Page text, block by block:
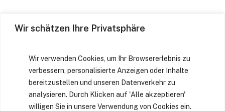
Wir schätzen Ihre Privatsphäre
Wir verwenden Cookies, um Ihr Browsererlebnis zu
verbessern, personalisierte Anzeigen oder Inhalte
bereitzustellen und unseren Datenverkehr zu
analysieren. Durch Klicken auf 'Alle akzeptieren'
willigen Sie in unsere Verwendung von Cookies ein.